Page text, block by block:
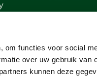
om functies voor social
over uw gebruik van
kunnen deze